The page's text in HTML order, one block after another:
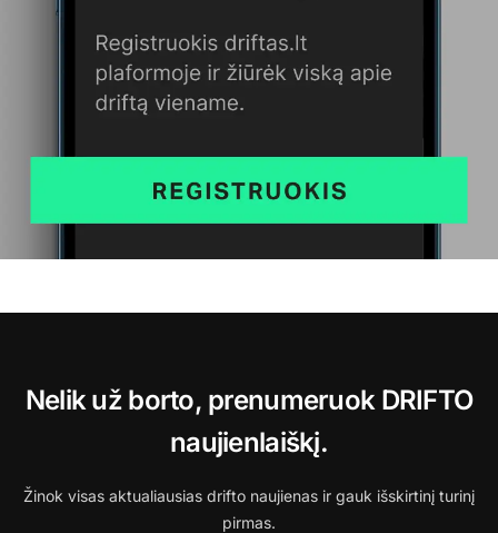
Nelik už borto, prenumeruok DRIFTO
naujienlaiškį.
Žinok visas aktualiausias drifto naujienas ir gauk išskirtinį turinį
pirmas.